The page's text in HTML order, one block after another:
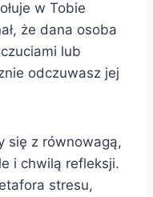
w Tobie
że dana osoba
lub
odczuwasz jej
się z równowagą,
i chwilą refleksji.
stresu,